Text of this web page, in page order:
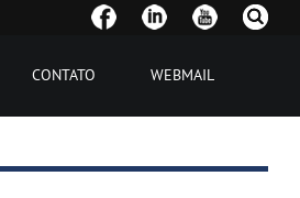
CONTATO WEBMAIL